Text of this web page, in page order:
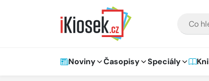
Hlavní navigace
Noviny Časopisy Speciály